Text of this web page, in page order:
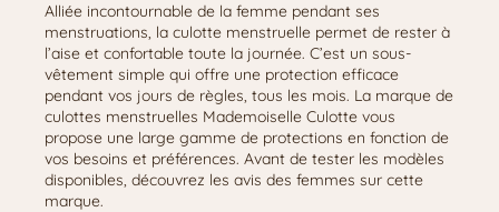
Alliée incontournable de la femme pendant ses
menstruations, la culotte menstruelle permet de rester à
l’aise et confortable toute la journée. C’est un sous-
vêtement simple qui offre une protection efficace
pendant vos jours de règles, tous les mois. La marque de
culottes menstruelles Mademoiselle Culotte vous
propose une large gamme de protections en fonction de
vos besoins et préférences. Avant de tester les modèles
disponibles, découvrez les avis des femmes sur cette
marque.